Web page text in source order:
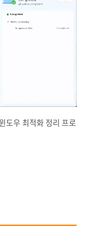
최적화 정리 프로